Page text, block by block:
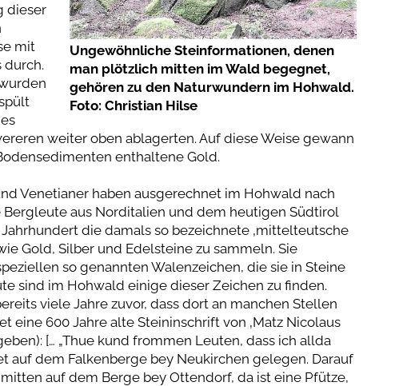
Ungewöhnliche Steinformationen, denen
man plötzlich mitten im Wald begegnet,
gehören zu den Naturwundern im Hohwald.
Foto: Christian Hilse
dieser
mit
durch.
weiter oben ablagerten. Auf diese Weise gewann
enthaltene Gold.
Venetianer haben ausgerechnet im Hohwald nach
aus Norditalien und dem heutigen Südtirol
die damals so bezeichnete ‚mittelteutsche
Gold, Silber und Edelsteine zu sammeln. Sie
so genannten Walenzeichen, die sie in Steine
sind im Hohwald einige dieser Zeichen zu finden.
viele Jahre zuvor, dass dort an manchen Stellen
eine 600 Jahre alte Steininschrift von ‚Matz Nicolaus
[… „Thue kund frommen Leuten, dass ich allda
auf dem Falkenberge bey Neukirchen gelegen. Darauf
auf dem Berge bey Ottendorf, da ist eine Pfütze,